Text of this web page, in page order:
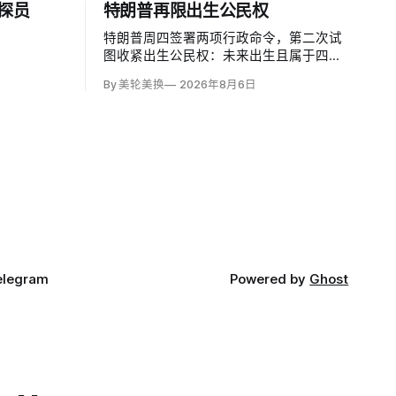
员 特朗普再限出生公民权
特朗普周四签署两项行政命令，第二次试
图收紧出生公民权：未来出生且属于四类
人员的子女、被认定为「敌国侨民」或联
By 美轮美换 2026年8月6日
Powered by Ghost